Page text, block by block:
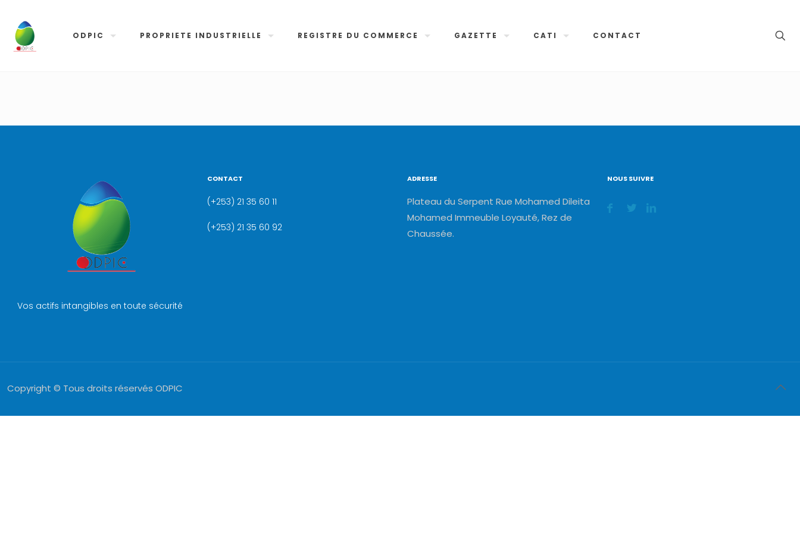
ODPIC PROPRIETE INDUSTRIELLE REGISTRE DU COMMERCE GAZETTE CATI CONTACT
Vos actifs intangibles en toute sécurité
CONTACT
(+253) 21 35 60 11
(+253) 21 35 60 92
ADRESSE
Plateau du Serpent Rue Mohamed Dileita
Mohamed Immeuble Loyauté, Rez de
Chaussée.
NOUS SUIVRE
Copyright © Tous droits réservés ODPIC